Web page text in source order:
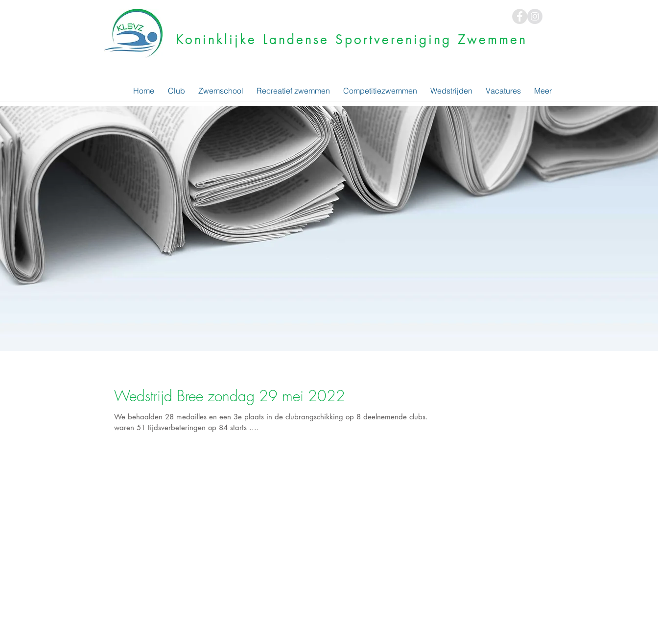
Koninklijke Landense Sportvereniging Zwemmen
Home Club Zwemschool Recreatief zwemmen Competitiezwemmen Wedstrijden Vacatures Meer
Wedstrijd Bree zondag 29 mei 2022
We behaalden 28 medailles en een 3e plaats in de clubrangschikking op 8 deelnemende clubs. Er
waren 51 tijdsverbeteringen op 84 starts ....